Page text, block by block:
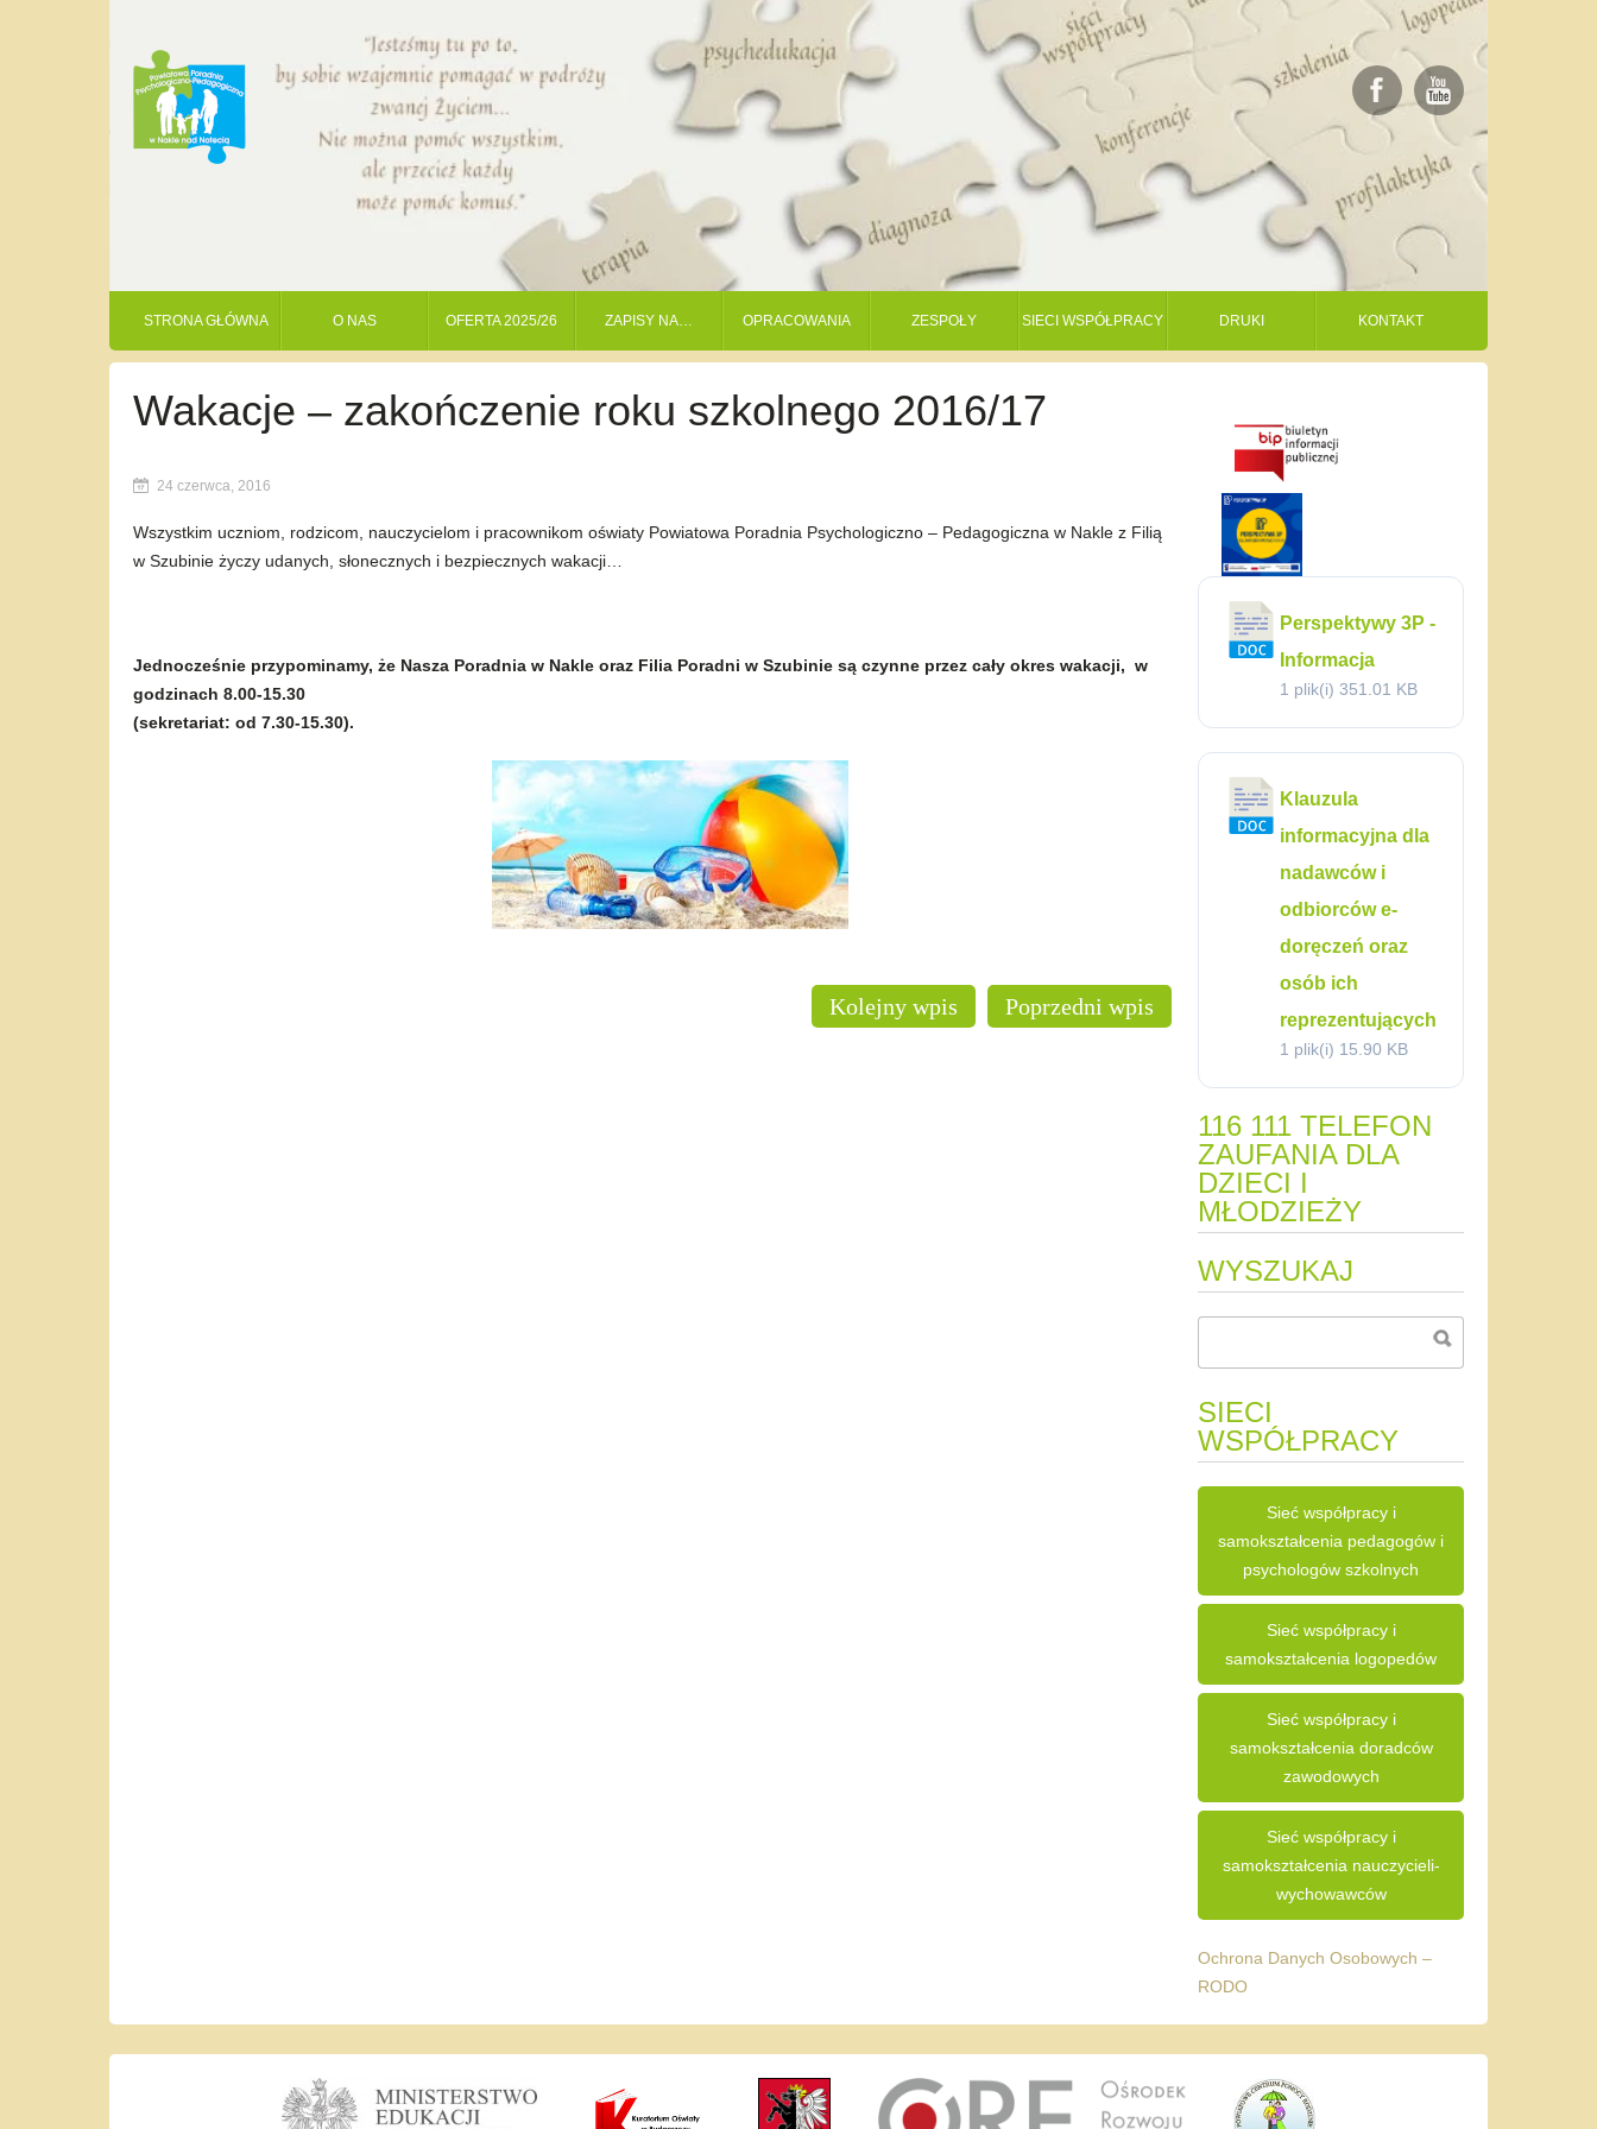
STRONA GŁÓWNA O NAS OFERTA 2025/26 ZAPISY NA… OPRACOWANIA ZESPOŁY SIECI WSPÓŁPRACY DRUKI KONTAKT
Wakacje – zakończenie roku szkolnego 2016/17
24 czerwca, 2016
Wszystkim uczniom, rodzicom, nauczycielom i pracownikom oświaty Powiatowa Poradnia Psychologiczno – Pedagogiczna w Nakle z Filią
w Szubinie życzy udanych, słonecznych i bezpiecznych wakacji…
Jednocześnie przypominamy, że Nasza Poradnia w Nakle oraz Filia Poradni w Szubinie są czynne przez cały okres wakacji, w
godzinach 8.00-15.30
(sekretariat: od 7.30-15.30).
Poprzedni wpis
Kolejny wpis
Perspektywy 3P -
Informacja
1 plik(i) 351.01 KB
Klauzula
informacyjna dla
nadawców i
odbiorców e-
doręczeń oraz
osób ich
reprezentujących
1 plik(i) 15.90 KB
116 111 TELEFON
ZAUFANIA DLA
DZIECI I
MŁODZIEŻY
WYSZUKAJ
SIECI
WSPÓŁPRACY
Sieć współpracy i
samokształcenia pedagogów i
psychologów szkolnych
Sieć współpracy i
samokształcenia logopedów
Sieć współpracy i
samokształcenia doradców
zawodowych
Sieć współpracy i
samokształcenia nauczycieli-
wychowawców
Ochrona Danych Osobowych –
RODO